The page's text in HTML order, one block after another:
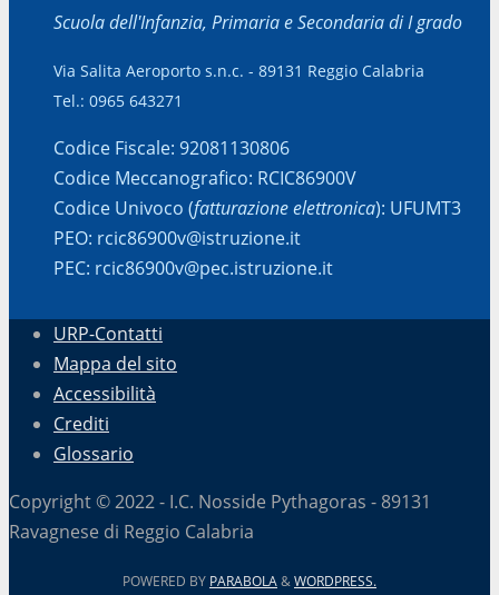
Scuola dell'Infanzia, Primaria e Secondaria di I grado
Via Salita Aeroporto s.n.c. - 89131 Reggio Calabria
Tel.: 0965 643271
Codice Fiscale: 92081130806
Codice Meccanografico: RCIC86900V
Codice Univoco (fatturazione elettronica): UFUMT3
PEO: rcic86900v@istruzione.it
PEC: rcic86900v@pec.istruzione.it
URP-Contatti
Mappa del sito
Accessibilità
Crediti
Glossario
Copyright © 2022 - I.C. Nosside Pythagoras - 89131
Ravagnese di Reggio Calabria
POWERED BY PARABOLA&WORDPRESS.